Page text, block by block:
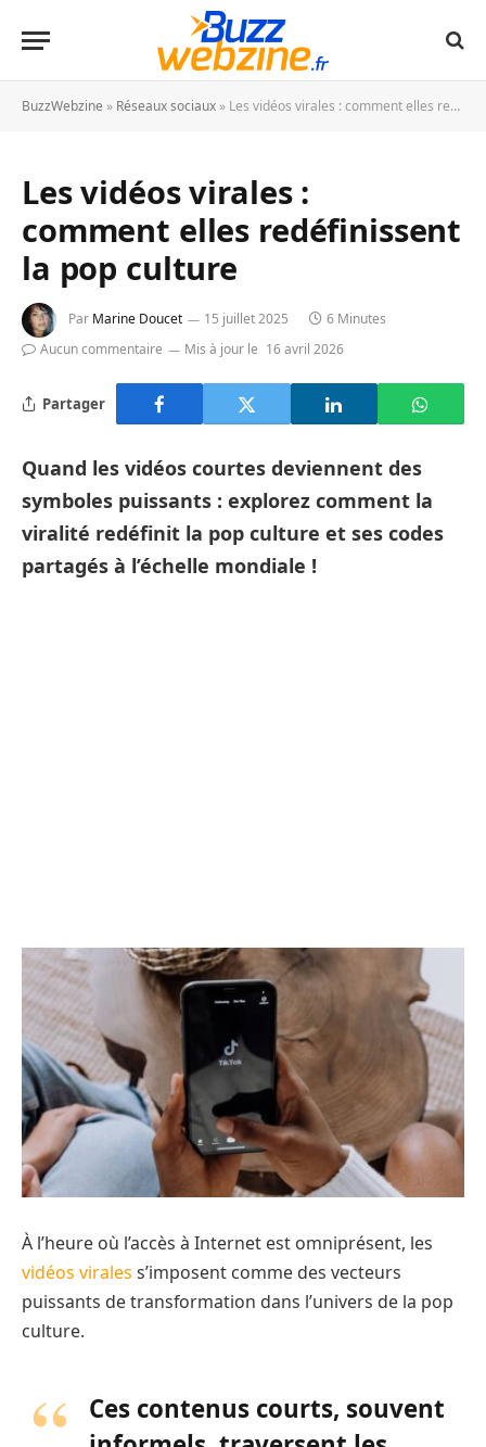
BuzzWebzine » Réseaux sociaux » Les vidéos virales : comment elles redéfinissent la pop culture
Les vidéos virales :
comment elles redéfinissent
la pop culture
Par Marine Doucet 15 juillet 2025
6 Minutes
Aucun commentaire
Mis à jour le 16 avril 2026
Partager
Quand les vidéos courtes deviennent des
symboles puissants : explorez comment la
viralité redéfinit la pop culture et ses codes
partagés à l’échelle mondiale !
À l’heure où l’accès à Internet est omniprésent, les
vidéos virales s’imposent comme des vecteurs
puissants de transformation dans l’univers de la pop
culture.
Ces contenus courts, souvent